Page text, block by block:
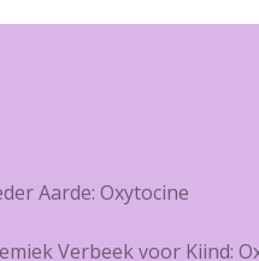
Aarde: Oxytocine
Verbeek voor Kiind: